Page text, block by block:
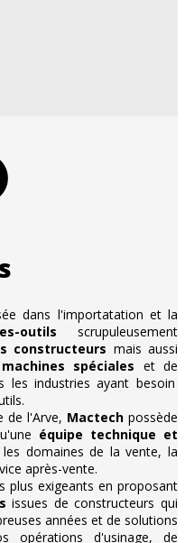
dans l'importatation et la
outils scrupuleusement
constructeurs mais aussi
machines spéciales et de
les industries ayant besoin
de l'Arve, Mactechpossède
équipe technique et
les domaines de la vente, la
après-vente.
plus exigeants en proposant
issues de constructeurs qui
années et de solutions
opérations d'usinage, de